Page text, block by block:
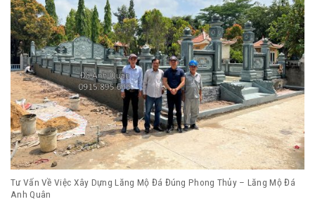
Tư Vấn Về Việc Xây Dựng Lăng Mộ Đá Đúng Phong Thủy – Lăng Mộ Đá
Anh Quân